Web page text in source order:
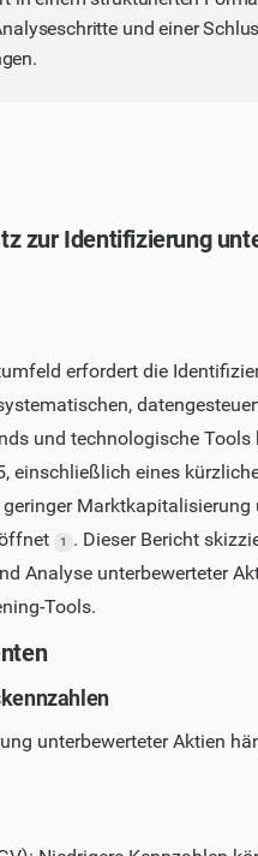
und einer
zur Identifizierung
erfordert die
und technologische Tools
einschließlich eines
1
. Dieser Bericht
Analyse unterbewerteter
Tools.
unterbewerteter Aktien